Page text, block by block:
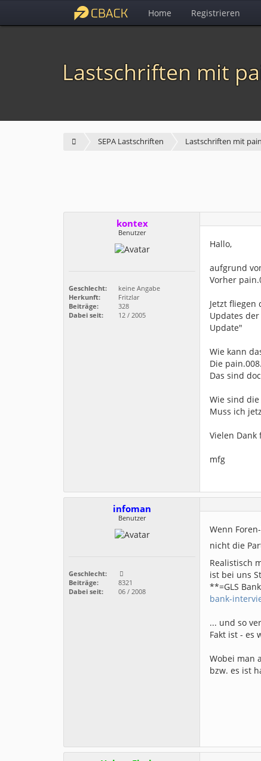
Home Registrieren
Lastschriften mit
SEPA Lastschriften Lastschriften mit
kontex
Benutzer
Geschlecht:
keine Angabe
Herkunft:
Fritzlar
Beiträge:
328
Dabei seit:
12 / 2005
Hallo,
aufgrund
Vorher
Jetzt
Updates
Update"
Wie kann
Die
Das sind
Wie sind
Muss ich
Vielen
mfg
infoman
Benutzer
Geschlecht:
Beiträge:
8321
Dabei seit:
06 / 2008
Wenn
nicht die
Realistisch
ist bei uns
**=GLS
bank-
... und so
Fakt ist - es
Wobei man
bzw. es ist